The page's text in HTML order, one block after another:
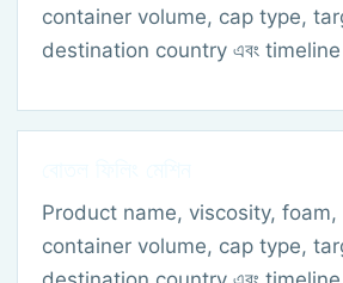
container volume, cap type,
destination country এবং timeline
Product name, viscosity,
container volume, cap type,